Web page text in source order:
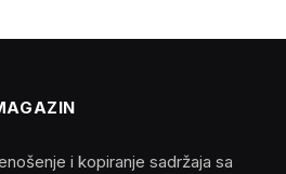
i kopiranje sadržaja sa